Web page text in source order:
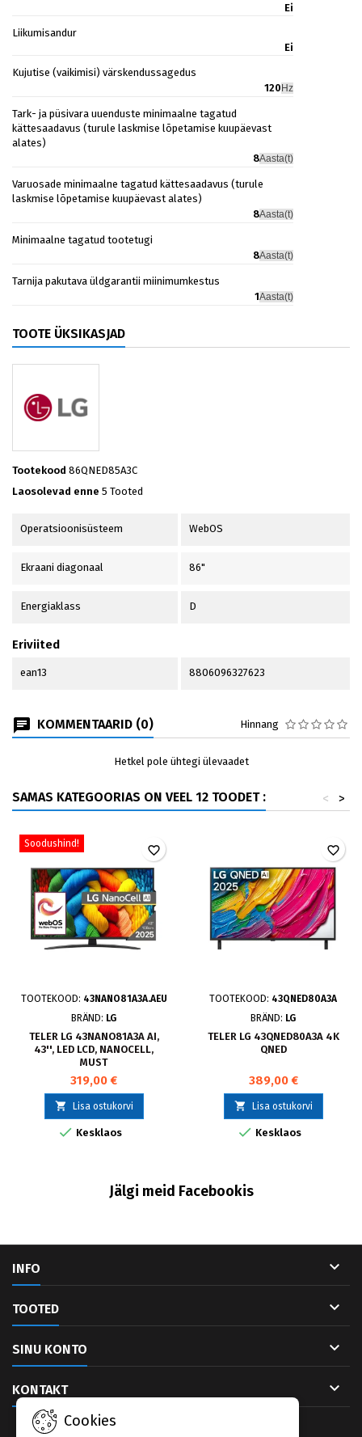
Ei
Liikumisandur
Ei
Kujutise (vaikimisi) värskendussagedus
120 Hz
Tark- ja püsivara uuenduste minimaalne tagatud
kättesaadavus (turule laskmise lõpetamise kuupäevast
alates)
8Aasta(t)
Varuosade minimaalne tagatud kättesaadavus (turule
laskmise lõpetamise kuupäevast alates)
8Aasta(t)
Minimaalne tagatud tootetugi
8Aasta(t)
Tarnija pakutava üldgarantii miinimumkestus
1Aasta(t)
TOOTE ÜKSIKASJAD
Tootekood 86QNED85A3C
Laosolevad enne 5 Tooted
Operatsioonisüsteem WebOS
Ekraani diagonaal 86"
Energiaklass D
Eriviited
ean13 8806096327623
KOMMENTAARID (0) Hinnang
Hetkel pole ühtegi ülevaadet
SAMAS KATEGOORIAS ON VEEL 12 TOODET : >
<
Soodushind!
TOOTEKOOD: 43NANO81A3A.AEU
BRÄND: LG
TELER LG 43NANO81A3A AI,
43'', LED LCD, NANOCELL,
MUST
319,00 €
 Lisa ostukorvi
 Kesklaos
favorite_border
TOOTEKOOD: 43QNED80A3A
BRÄND: LG
TELER LG 43QNED80A3A 4K
QNED
389,00 €
 Lisa ostukorvi
 Kesklaos
favorite_border
Jälgi meid Facebookis
INFO 
TOOTED 
SINU KONTO 
KONTAKT 
Cookies